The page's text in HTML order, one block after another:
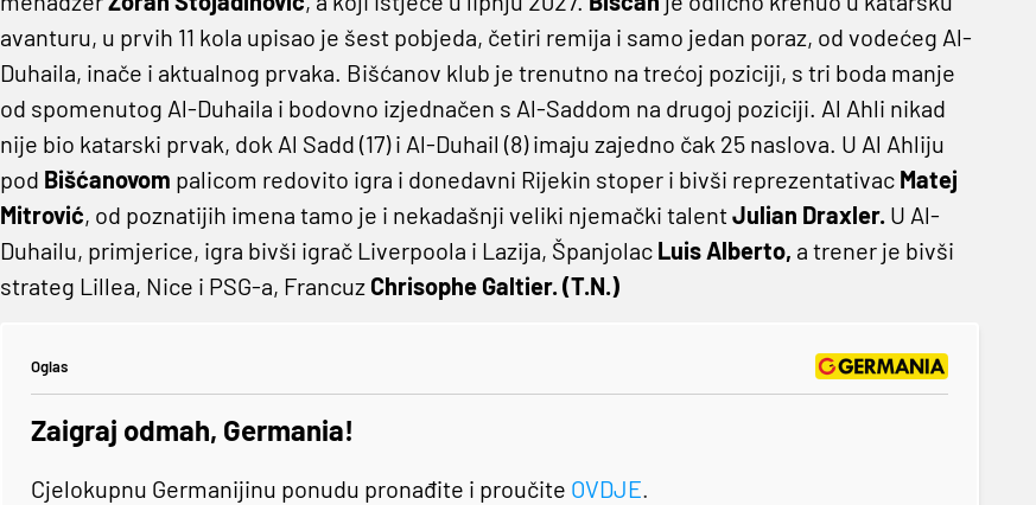
avanturu, u prvih 11 kola upisao je šest pobjeda, četiri remija i samo jedan poraz, od vodećeg Al-
Duhaila, inače i aktualnog prvaka. Bišćanov klub je trenutno na trećoj poziciji, s tri boda manje
od spomenutog Al-Duhaila i bodovno izjednačen s Al-Saddom na drugoj poziciji. Al Ahli nikad
nije bio katarski prvak, dok Al Sadd (17) i Al-Duhail (8) imaju zajedno čak 25 naslova. U Al Ahliju
pod Bišćanovom palicom redovito igra i donedavni Rijekin stoper i bivši reprezentativac Matej
Mitrović, od poznatijih imena tamo je i nekadašnji veliki njemački talentJulian Draxler.U Al-
Duhailu, primjerice, igra bivši igrač Liverpoola i Lazija, Španjolac Luis Alberto, a trener je bivši
strateg Lillea, Nice i PSG-a, Francuz Chrisophe Galtier. (T.N.)
Oglas
Zaigraj odmah, Germania!
Cjelokupnu Germanijinu ponudu pronađite i proučite OVDJE.